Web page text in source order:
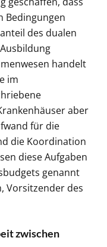
Bedingungen
des dualen
handelt
im
aber
für die
die Koordination
diese Aufgaben
genannt
Vorsitzender des
zwischen